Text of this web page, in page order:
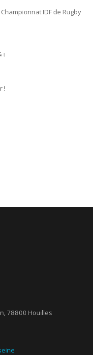
IDF de Rugby
!
!
78800 Houilles